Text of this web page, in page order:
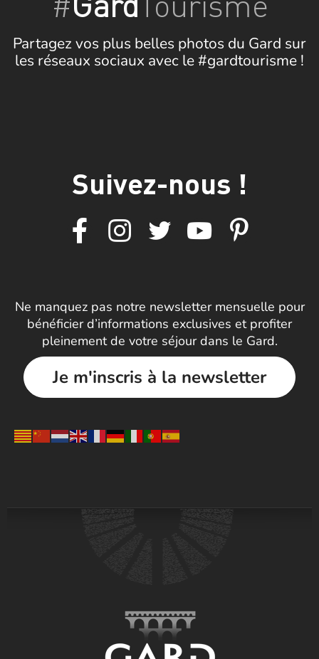
Partagez vos plus belles photos du Gard sur
les réseaux sociaux avec le #gardtourisme !
Suivez-nous !
Ne manquez pas notre newsletter mensuelle pour
bénéficier d’informations exclusives et profiter
pleinement de votre séjour dans le Gard.
Je m'inscris à la newsletter